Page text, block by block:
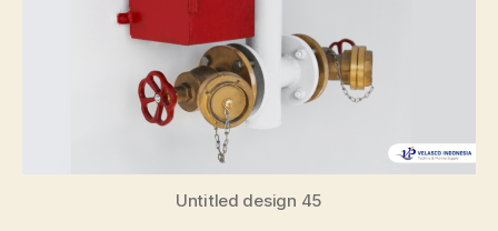
Untitled design 45